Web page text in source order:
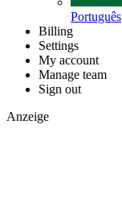
Português
Billing
Settings
My account
Manage team
Sign out
Anzeige